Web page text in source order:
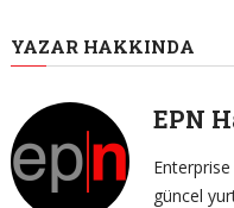
YAZAR HAKKINDA
EPN
güncel